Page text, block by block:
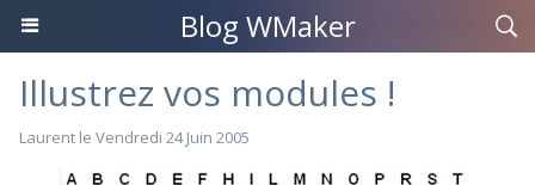
Blog WMaker
Illustrez vos modules !
Laurent le Vendredi 24 Juin 2005